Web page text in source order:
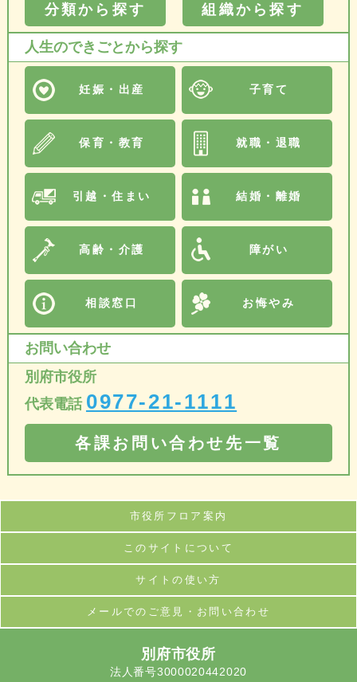
分類から探す 組織から探す
人生のできごとから探す
妊娠・出産 子育て
保育・教育 就職・退職
引越・住まい 結婚・離婚
高齢・介護 障がい
相談窓口 お悔やみ
お問い合わせ
別府市役所
代表電話 0977-21-1111
各課お問い合わせ先一覧
市役所フロア案内
このサイトについて
サイトの使い方
メールでのご意見・お問い合わせ
別府市役所
法人番号3000020442020